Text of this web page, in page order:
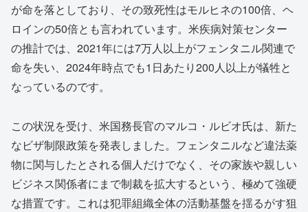
が命を落としており、その致死性はモルヒネの100倍、ヘ
ロインの50倍とも言われています。米疾病対策センター
の推計では、2021年には7万人以上がフェンタニル関連で
命を失い、2024年時点でも1日あたり200人以上が犠牲と
なっているのです。
この状況を受け、米国務長官のマルコ・ルビオ氏は、新た
なビザ制限政策を発表しました。フェンタニルなど違法薬
物に関与したとされる個人だけでなく、その家族や親しい
ビジネス関係者にまで制裁を拡大するという、極めて強硬
な措置です。これは犯罪組織全体の活動基盤を揺るがす狙